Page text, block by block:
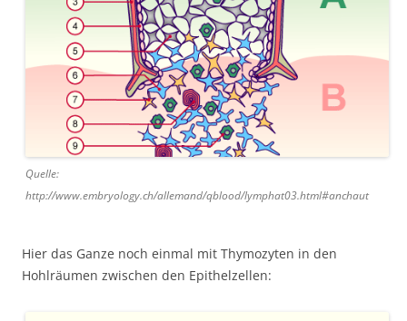
Quelle:
http://www.embryology.ch/allemand/qblood/lymphat03.html#anchaut
Hier das Ganze noch einmal mit Thymozyten in den
Hohlräumen zwischen den Epithelzellen: